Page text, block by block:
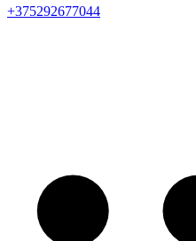
+375292677044